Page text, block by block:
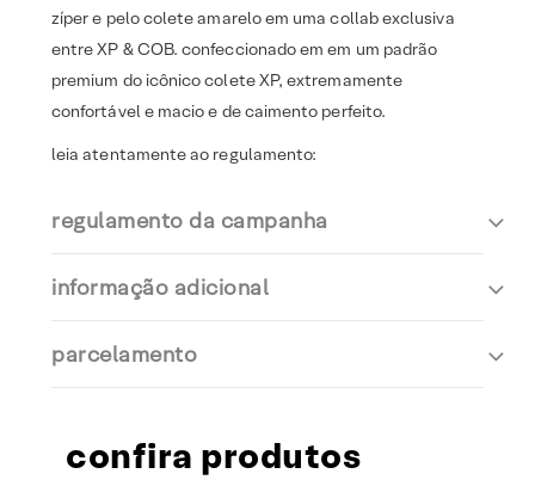
zíper e pelo colete amarelo em uma collab exclusiva
entre XP & COB. confeccionado em em um padrão
premium do icônico colete XP, extremamente
confortável e macio e de caimento perfeito.
leia atentamente ao regulamento:
regulamento da campanha
informação adicional
parcelamento
confira produtos